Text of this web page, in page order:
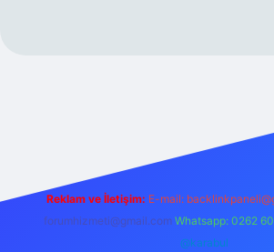
Reklam ve İletişim: E-mail:
forumhizmeti@gmail.com Whatsapp: 0262
@karabul